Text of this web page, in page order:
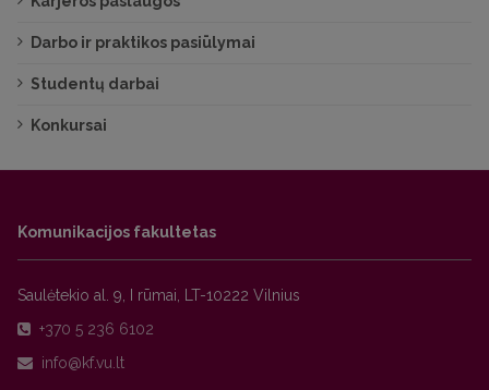
Darbo ir praktikos pasiūlymai
Studentų darbai
Konkursai
Komunikacijos fakultetas
Saulėtekio al. 9, I rūmai, LT-10222 Vilnius
+370 5 236 6102